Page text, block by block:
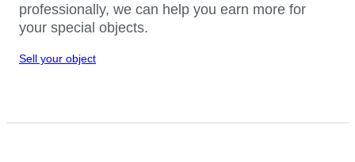
professionally, we can help you earn more for
your special objects.
Sell your object